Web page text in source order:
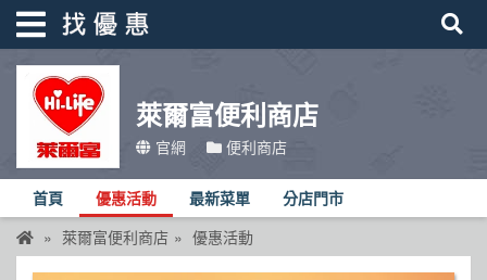
萊爾富便利商店
官網 便利商店
首頁 優惠活動 最新菜單 分店門市
萊爾富便利商店 優惠活動
找優惠
首頁
優惠活動
折價卷